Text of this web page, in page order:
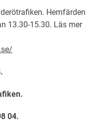
Hemfärden
13.30-15.30. Läs mer
04.